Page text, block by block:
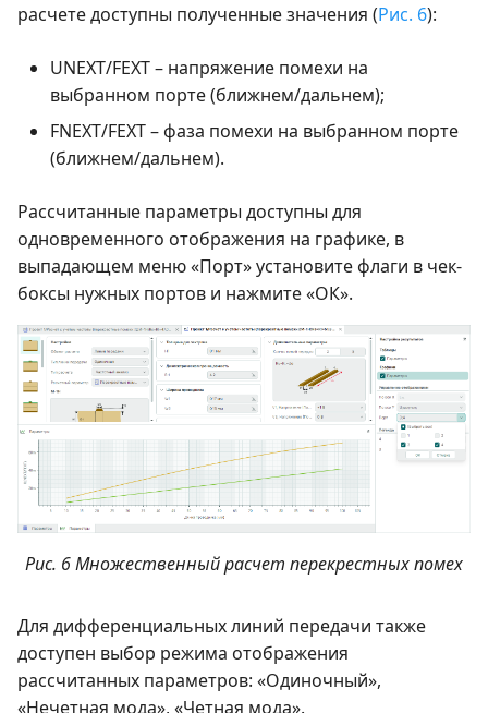
расчете доступны полученные значения (Рис. 6):
UNEXT/FEXT – напряжение помехи на
выбранном порте (ближнем/дальнем);
FNEXT/FEXT – фаза помехи на выбранном порте
(ближнем/дальнем).
Рассчитанные параметры доступны для
одновременного отображения на графике, в
выпадающем меню «Порт» установите флаги в чек-
боксы нужных портов и нажмите «ОК».
Рис. 6 Множественный расчет перекрестных помех
Для дифференциальных линий передачи также
доступен выбор режима отображения
рассчитанных параметров: «Одиночный»,
«Нечетная мода», «Четная мода».